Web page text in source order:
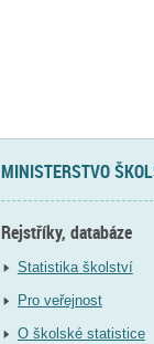
MINISTERSTVO
Rejstříky, databáze
Statistika školství
Pro veřejnost
O školské statistice